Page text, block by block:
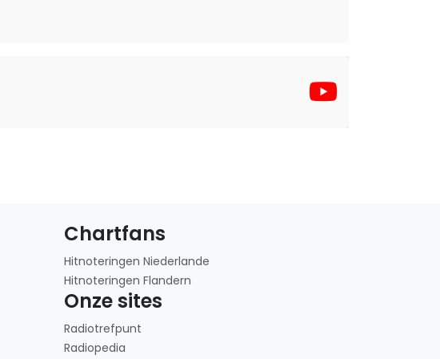
Chartfans
Hitnoteringen Niederlande
Hitnoteringen Flandern
Onze sites
Radiotrefpunt
Radiopedia